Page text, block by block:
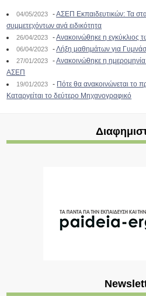
04/05/2023 -ΑΣΕΠ Εκπαιδευτικών: Τα
συμμετεχόντων ανά ειδικότητα
26/04/2023 -Ανακοινώθηκε η εγκύκλιος
06/04/2023 -Λήξη μαθημάτων για
27/01/2023 -Ανακοινώθηκε η
ΑΣΕΠ
19/01/2023 - Πότε θα ανακοινώνεται το
Καταργείται το δεύτερο Μηχανογραφικό